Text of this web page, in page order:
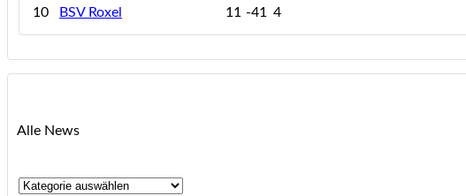
10
BSV Roxel 11 -41 4
Alle News
Alle